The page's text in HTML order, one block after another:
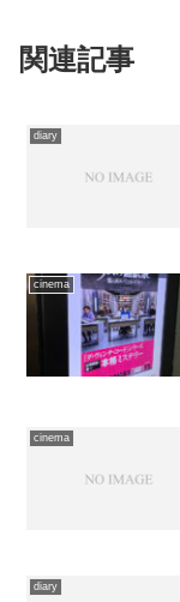
関連記事
diary
cinema
cinema
diary